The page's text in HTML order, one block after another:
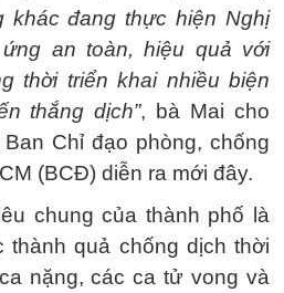
khác đang thực hiện Nghị
an toàn, hiệu quả với
thời triển khai nhiều biện
thắng dịch”, bà Mai cho
Chỉ đạo phòng, chống
(BCĐ) diễn ra mới đây.
chung của thành phố là
quả chống dịch thời
nặng, các ca tử vong và